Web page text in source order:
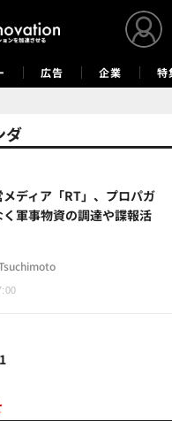
広告 企業 特
ダ
ディア「RT」、プロパガ
く軍事物資の調達や諜報活